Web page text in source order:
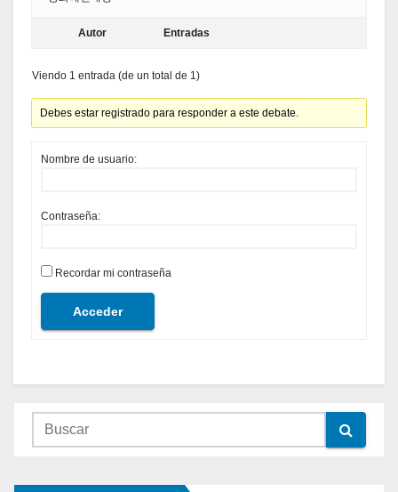
Autor Entradas
Viendo 1 entrada (de un total de 1)
Debes estar registrado para responder a este debate.
Nombre de usuario:
Contraseña:
Recordar mi contraseña
Acceder